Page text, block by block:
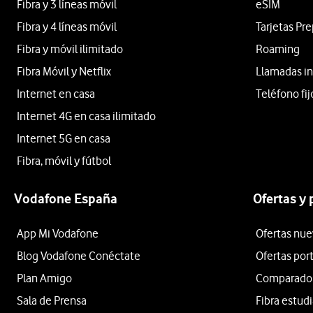
Fibra y 3 líneas móvil
Fibra y 4 líneas móvil
Fibra y móvil ilimitado
Fibra Móvil y Netflix
Internet en casa
Internet 4G en casa ilimitado
Internet 5G en casa
Fibra, móvil y fútbol
eSIM
Tarjetas
Roaming
Llamadas
Teléfono
Vodafone España
App Mi Vodafone
Blog Vodafone Conéctate
Plan Amigo
Sala de Prensa
Ofertas y
Ofertas
Ofertas
Fibra